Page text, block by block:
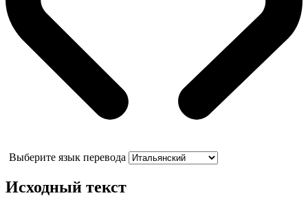
Выберите язык перевода
Исходный текст